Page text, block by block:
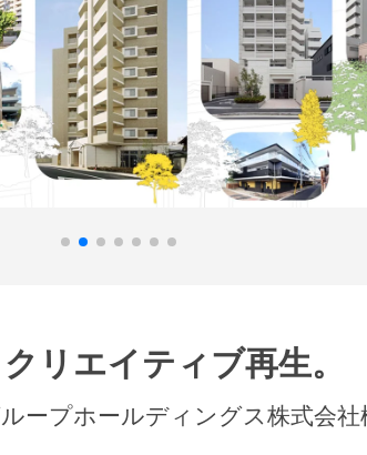
リエイティブ再生。
ープホールディングス株式会社